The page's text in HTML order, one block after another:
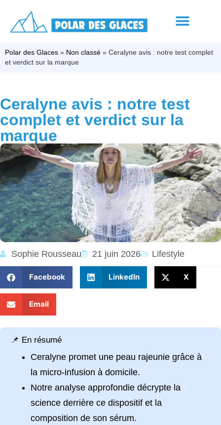
Polar des Glaces » Non classé » Ceralyne avis : notre test complet
et verdict sur la marque
Ceralyne avis : notre test
complet et verdict sur la
marque
Sophie Rousseau 21 juin 2026 Lifestyle
Facebook LinkedIn X
Email
📌 En résumé
Ceralyne promet une peau rajeunie grâce à
la micro-infusion à domicile.
Notre analyse approfondie décrypte la
science derrière ce dispositif et la
composition de son sérum.